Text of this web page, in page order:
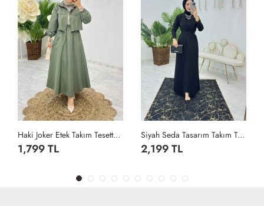
Haki Joker Etek Takım Tesettür Giyim Haki
1,799 TL
Siyah Seda Tasarım Takım Tesettür Giyim Siyah
2,199 TL